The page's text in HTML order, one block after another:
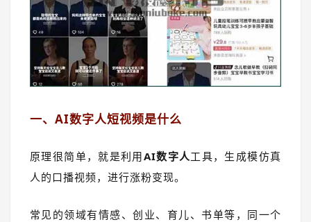
一、AI数字人短视频是什么
原理很简单，就是利用AI数字人工具，生成模仿真
人的口播视频，进行涨粉变现。
常见的领域有情感、创业、育儿、书单等，同一个